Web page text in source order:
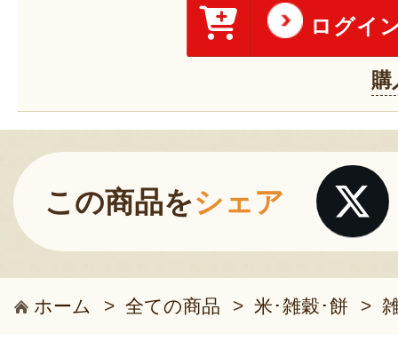
ログイ
購
この商品をシェア
ホーム > 全ての商品 > 米･雑穀･餅 >